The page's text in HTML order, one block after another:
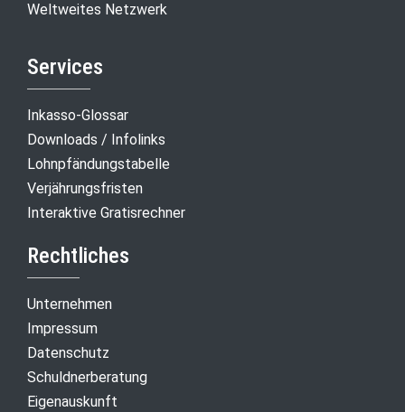
Weltweites Netzwerk
Services
Inkasso-Glossar
Downloads / Infolinks
Lohnpfändungstabelle
Verjährungsfristen
Interaktive Gratisrechner
Rechtliches
Unternehmen
Impressum
Datenschutz
Schuldnerberatung
Eigenauskunft